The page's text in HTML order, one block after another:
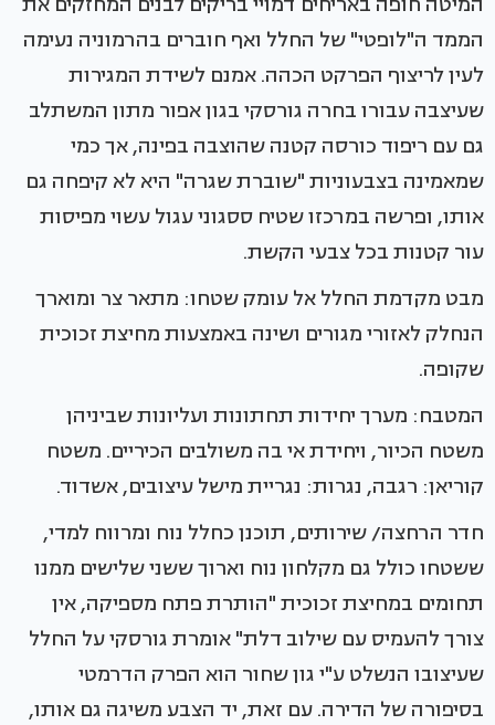
הממד ה"לופטי" של החלל ואף חוברים בהרמוניה נעימה
לעין לריצוף הפרקט הכהה. אמנם לשידת המגירות
שעיצבה עבורו בחרה גורסקי בגון אפור מתון המשתלב
גם עם ריפוד כורסה קטנה שהוצבה בפינה, אך כמי
שמאמינה בצבעוניות "שוברת שגרה" היא לא קיפחה גם
אותו, ופרשה במרכזו שטיח ססגוני עגול עשוי מפיסות
עור קטנות בכל צבעי הקשת.
מבט מקדמת החלל אל עומק שטחו: מתאר צר ומוארך
הנחלק לאזורי מגורים ושינה באמצעות מחיצת זכוכית
שקופה.
המטבח: מערך יחידות תחתונות ועליונות שביניהן
משטח הכיור, ויחידת אי בה משולבים הכיריים. משטח
קוריאן: רגבה, נגרות: נגריית מישל עיצובים, אשדוד.
חדר הרחצה/ שירותים, תוכנן כחלל נוח ומרווח למדי,
ששטחו כולל גם מקלחון נוח וארוך ששני שלישים ממנו
תחומים במחיצת זכוכית "הותרת פתח מספיקה, אין
צורך להעמיס עם שילוב דלת" אומרת גורסקי על החלל
שעיצובו הנשלט ע"י גון שחור הוא הפרק הדרמטי
בסיפורה של הדירה. עם זאת, יד הצבע משיגה גם אותו,